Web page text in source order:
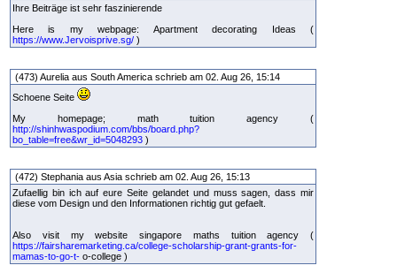
Ihre Beiträge ist sehr faszinierende
Here is my webpage: Apartment decorating Ideas (
https://www.Jervoisprive.sg/ )
(473) Aurelia aus South America schrieb am 02. Aug 26, 15:14
Schoene Seite
My homepage; math tuition agency (
http://shinhwaspodium.com/bbs/board.php?
bo_table=free&wr_id=5048293 )
(472) Stephania aus Asia schrieb am 02. Aug 26, 15:13
Zufaellig bin ich auf eure Seite gelandet und muss sagen, dass mir
diese vom Design und den Informationen richtig gut gefaelt.
Also visit my website singapore maths tuition agency (
https://fairsharemarketing.ca/college-scholarship-grant-grants-for-
mamas-to-go-t- o-college )